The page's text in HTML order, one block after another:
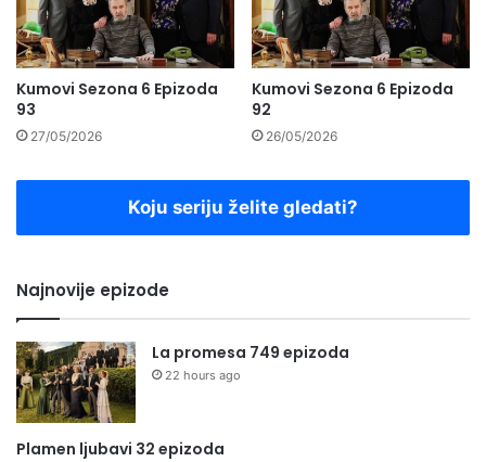
Kumovi Sezona 6 Epizoda
93
27/05/2026
Kumovi Sezona 6 Epizoda
92
26/05/2026
Koju seriju želite gledati?
Najnovije epizode
La promesa 749 epizoda
22 hours ago
Plamen ljubavi 32 epizoda